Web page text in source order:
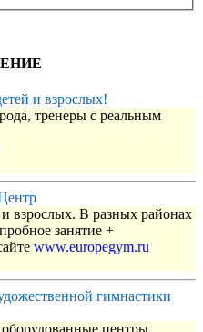
и взрослых!
тренеры с реальным
взрослых. В разных районах
занятие +
www.europegym.ru
гимнастики
центры,